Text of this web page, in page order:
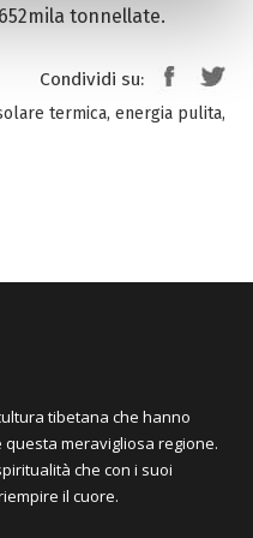
tonnellate.
Condividi su:
termica, energia pulita,
tibetana che hanno
meravigliosa regione.
che con i suoi
il cuore.